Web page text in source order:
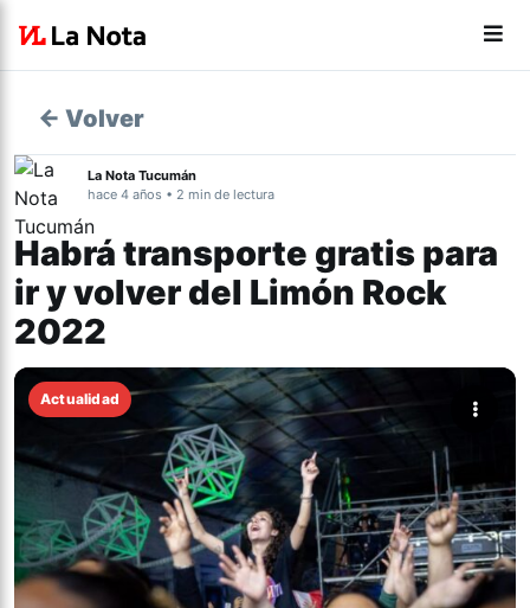
← Volver
La Nota Tucumán
hace 4 años • 2 min de lectura
Habrá transporte gratis para
ir y volver del Limón Rock
2022
Actualidad